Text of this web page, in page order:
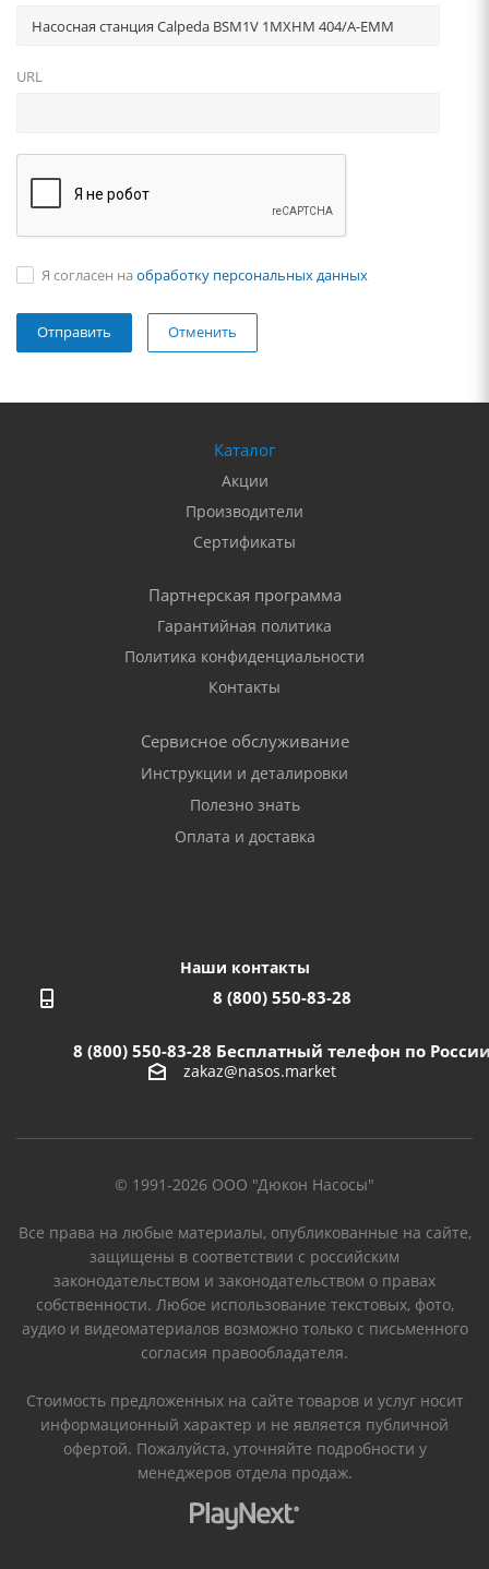
URL
Я согласен на обработку персональных данных
Отменить
Каталог
Акции
Производители
Сертификаты
Партнерская программа
Гарантийная политика
Политика конфиденциальности
Контакты
Сервисное обслуживание
Инструкции и деталировки
Полезно знать
Оплата и доставка
Наши контакты
8 (800) 550-83-28
8 (800) 550-83-28 Бесплатный телефон по
zakaz@nasos.market
© 1991-2026 ООО "Дюкон Насосы"
Все права на любые материалы, опубликованные на сайте,
защищены в соответствии с российским
законодательством и законодательством о правах
собственности. Любое использование текстовых, фото,
аудио и видеоматериалов возможно только с письменного
согласия правообладателя.
Стоимость предложенных на сайте товаров и услуг носит
информационный характер и не является публичной
офертой. Пожалуйста, уточняйте подробности у
менеджеров отдела продаж.